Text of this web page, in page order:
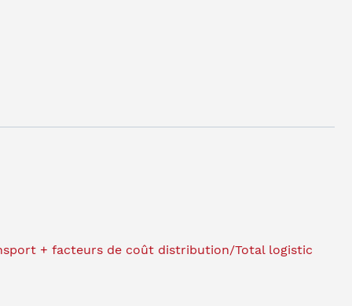
+ facteurs de coût distribution/Total logistic